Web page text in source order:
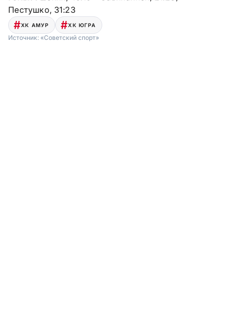
Пестушко, 31:23
ХК АМУР ХК ЮГРА
Источник: «Советский спорт»